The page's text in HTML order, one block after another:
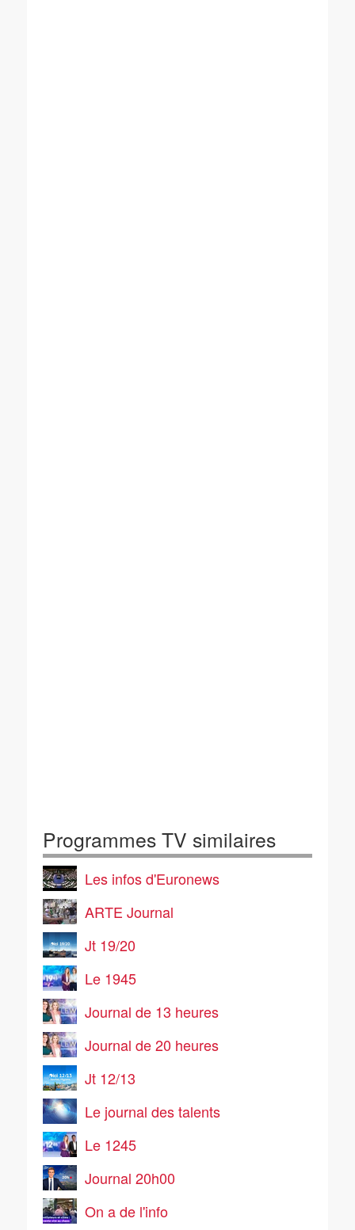
Programmes TV similaires
Les infos d'Euronews
ARTE Journal
Jt 19/20
Le 1945
Journal de 13 heures
Journal de 20 heures
Jt 12/13
Le journal des talents
Le 1245
Journal 20h00
On a de l'info